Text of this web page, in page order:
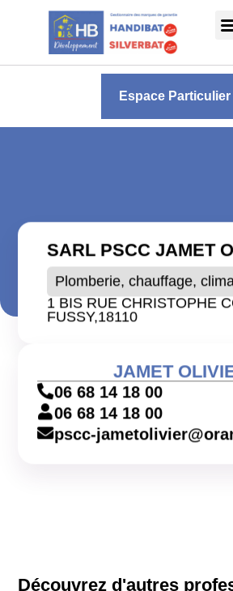
Panneau de gestion des cookies
Espace Particulier
SARL PSCC JAMET
Plomberie, chauffage,
1 BIS RUE CHRISTOPHE
FUSSY,18110
JAMET
06 68 14 18 00
06 68 14 18 00
pscc-
Découvrez d'autres